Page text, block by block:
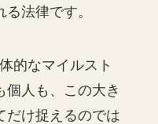
る法律です。
的なマイルスト
個人も、この大き
だけ捉えるのでは